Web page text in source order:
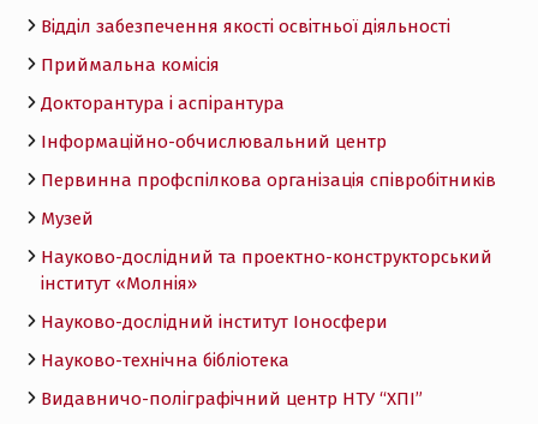
Відділ забезпечення якості освітньої діяльності
Приймальна комісія
Докторантура і аспірантура
Інформаційно-обчислювальний центр
Первинна профспілкова організація співробітників
Музей
Науково-дослідний та проектно-конструкторський
інститут «Молнія»
Науково-дослідний інститут Іоносфери
Науково-технічна бібліотека
Видавничо-поліграфічний центр НТУ “ХПІ”